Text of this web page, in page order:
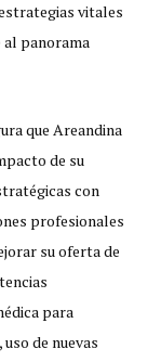
vitales
al panorama
que Areandina
de su
con
profesionales
su oferta de
para
de nuevas